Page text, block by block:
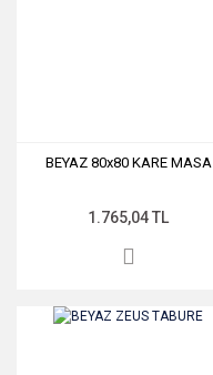
BEYAZ 80x80 KARE MASA
1.765,04 TL